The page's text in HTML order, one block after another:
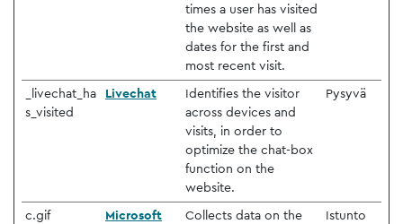
times a user has visited
the website as well as
dates for the first and
most recent visit.
_livechat_ha
s_visited
Livechat
Identifies the visitor
across devices and
visits, in order to
optimize the chat-box
function on the
website.
Pysyvä
c.gif Microsoft
Collects data on the
Istunto